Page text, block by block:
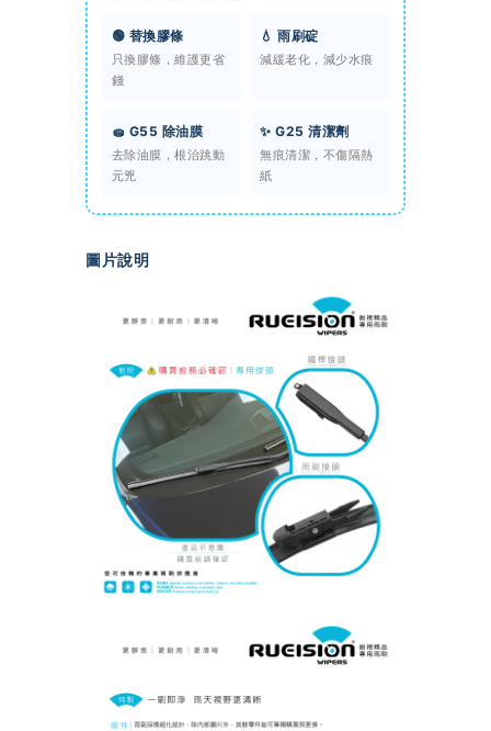
🟢 替換膠條
只換膠條，維護更省
錢
💧 雨刷碇
減緩老化，減少水痕
🧽 G55 除油膜
去除油膜，根治跳動
元兇
✨ G25 清潔劑
無痕清潔，不傷隔熱
紙
圖片說明